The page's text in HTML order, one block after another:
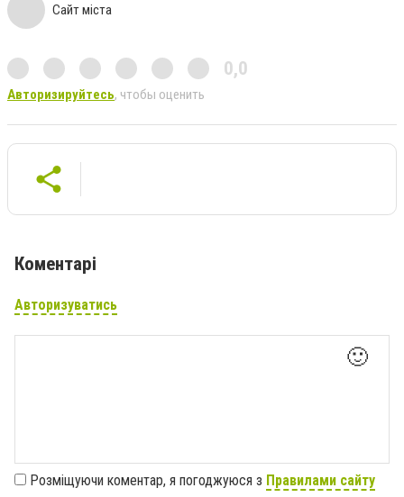
Сайт міста
0,0
Авторизируйтесь, чтобы оценить
Коментарі
Авторизуватись
🙂
Розміщуючи коментар, я погоджуюся з Правилами сайту